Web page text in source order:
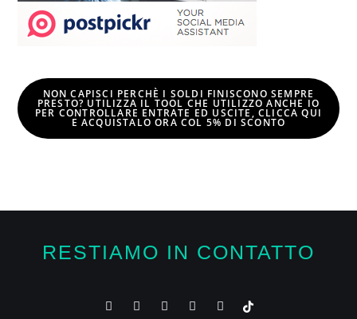
NON CAPISCI PERCHÈ I SOLDI FINISCONO SEMPRE
PRESTO? UTILIZZA IL TOOL CHE UTILIZZO ANCHE IO
PER CONTROLLARE ENTRATE ED USCITE, CLICCA QUI
EACQUISTALO ORA COL 5% DI SCONTO
RESTIAMO IN CONTATTO